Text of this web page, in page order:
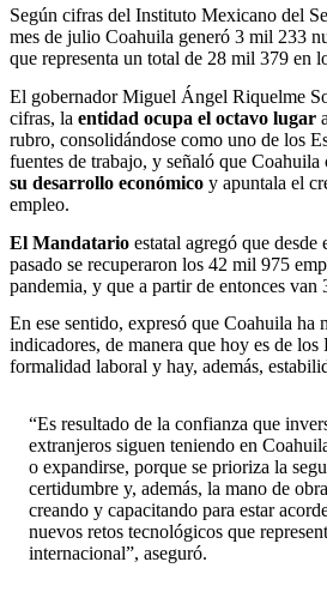
Según cifras del Instituto Mexicano del
mes de julio Coahuila generó 3 mil 233
que representa un total de 28 mil 379 en
El gobernador Miguel Ángel Riquelme
cifras, la entidad ocupa el octavo lugar
rubro, consolidándose como uno de los
fuentes de trabajo, y señaló que Coahuila
su desarrollo económico y apuntala el
empleo.
El Mandatario estatal agregó que
pasado se recuperaron los 42 mil 975
pandemia, y que a partir de entonces
En ese sentido, expresó que Coahuila ha
indicadores, de manera que hoy es de los
formalidad laboral y hay, además,
“Es resultado de la confianza que
extranjeros siguen teniendo en
o expandirse, porque se prioriza la
certidumbre y, además, la mano de
creando y capacitando para estar
nuevos retos tecnológicos que
internacional”, aseguró.